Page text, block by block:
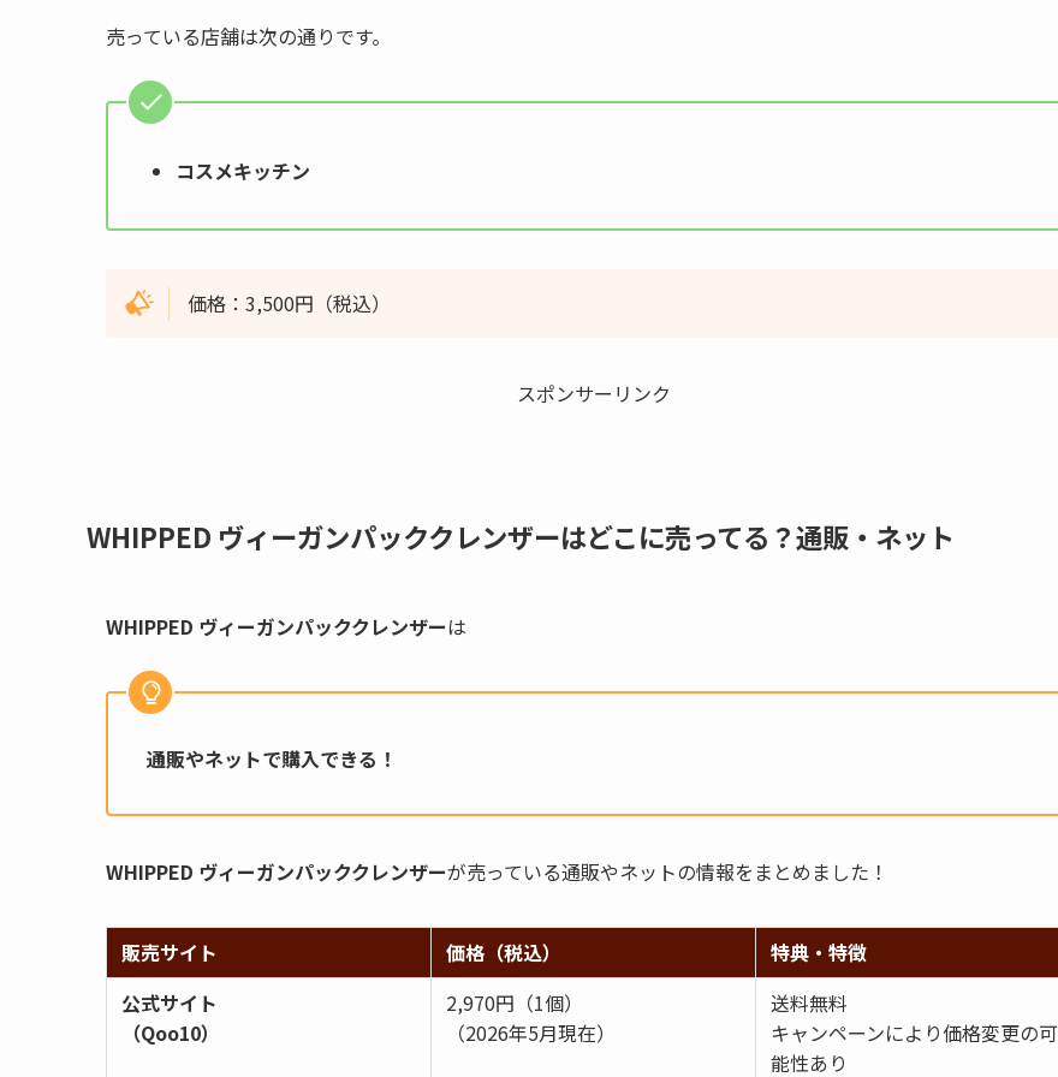
売っている店舗は次の通りです。
コスメキッチン
価格：3,500円（税込）
スポンサーリンク
WHIPPED ヴィーガンパッククレンザーはどこに売ってる？通販・ネット
WHIPPED ヴィーガンパッククレンザーは
通販やネットで購入できる！
WHIPPED ヴィーガンパッククレンザーが売っている通販やネットの情報をまとめました！
販売サイト 価格（税込）
特典・特徴
公式サイト
（Qoo10）
2,970円（1個）
（2026年5月現在）
送料無料
キャンペーンにより価格変更の可
能性あり